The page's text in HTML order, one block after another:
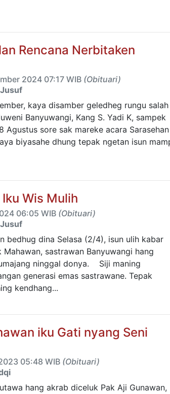
Rencana Nerbitaken
2024 07:17 WIB (Obituari)
kaya disamber geledheg rungu
Banyuwangi, Kang S. Yadi K, sampek
Agustus sore sak mareke acara Sarasehan
biyasahe dhung tepak ngetan isun
Wis Mulih
06:05 WIB (Obituari)
bedhug dina Selasa (2/4), isun ulih kabar
Mahawan, sastrawan Banyuwangi hang
ninggal donya. Siji maning
generasi emas sastrawane. Tepak
kendhang...
iku Gati nyang Seni
05:48 WIB (Obituari)
hang akrab diceluk Pak Aji Gunawan,